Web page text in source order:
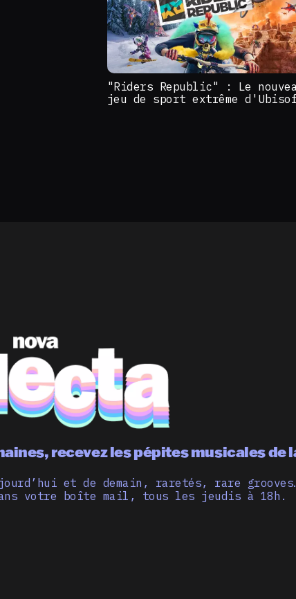
"Riders Republic" : Le
jeu de sport extrême
recevez les pépites musicales de
et de demain, raretés, rare
votre boîte mail, tous les jeudis à 18h.